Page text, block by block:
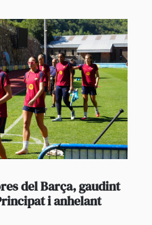
del Barça, gaudint
i anhelant